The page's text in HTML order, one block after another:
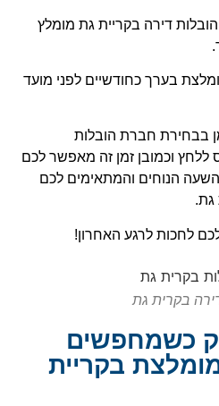
דירה בקריית גת מומלץ
בערך כחודשיים לפני מועד
בבחירת חברת הובלות
וכמובן זמן זה מאפשר לכם
הנוחים והמתאימים לכם
גת.
לחכות לרגע האחרון!
בקרית גת
כשמחפשים
בקריית